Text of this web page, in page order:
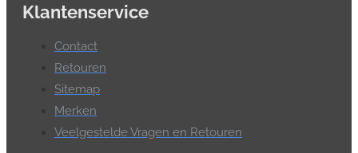
Klantenservice
Contact
Retouren
Sitemap
Merken
Veelgestelde Vragen en Retouren